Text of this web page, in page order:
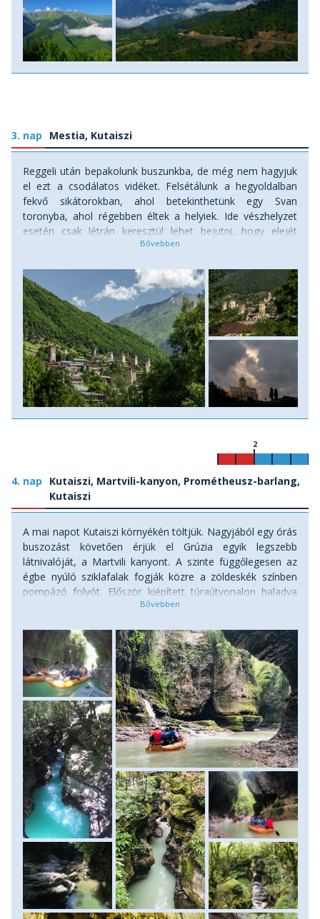
3. nap Mestia, Kutaiszi
Reggeli után bepakolunk buszunkba, de még nem hagyjuk
el ezt a csodálatos vidéket. Felsétálunk a hegyoldalban
fekvő sikátorokban, ahol betekinthetünk egy Svan
toronyba, ahol régebben éltek a helyiek. Ide vészhelyzet
esetén csak létrán keresztül lehet bejutni, hogy elejét
vegyék a nem kívánt vérbosszúnak. Miután megnéztük
megmásztunk egy svan tornyot, indulunk ki a hegyek közül
Kutaiszibe. Késő délután érkezünk meg, hogy
megpihenjünk mielőtt Grúzia keleti részébe indulnánk.
Lefekvés előtt, ha még marad időnk, sétálhatunk egyet
Kutaisziben, melynek hangulata élő piacával, 70-es évek
házaival visszarepít minket a szovjet időkbe, megnézhetjük
a régi zsidó negyedet, a szépen restaurált óvárost. Szállás:
szálloda, ellátás: reggeli.
4. nap
Kutaiszi, Martvili-kanyon, Prométheusz-barlang,
Kutaiszi
2
A mai napot Kutaiszi környékén töltjük. Nagyjából egy órás
buszozást követően érjük el Grúzia egyik legszebb
látnivalóját, a Martvili kanyont. A szinte függőlegesen az
égbe nyúló sziklafalak fogják közre a zöldeskék színben
pompázó folyót. Először kiépített túraútvonalon haladva
gyalog tekintjük meg a csodálatos kanyont, meg-megállva,
más szemszögből is szeretné megnézni a kanyont, az
fakultatív program keretében felfújható gumicsónakon
haladhat végig a folyó leglátványosabb szakaszán. Miután
kiélveztük a látványt, rövid buszozás után egy más jellegű,
de nem kevésbé látványos természeti látnivalót tekintünk
meg. Ez a Prométheusz barlang, mely még az aggteleki
barlangon edződött barlangászokat is ámulattal tölti el. Itt
gyalogosan, majd csónakokon fedezhetjük fel a
csodálatos mészkő formációkban gazdag
cseppkőbarlangot. Késő délután érünk vissza szállásunkra.
Szállás: szálloda, ellátás: reggeli.